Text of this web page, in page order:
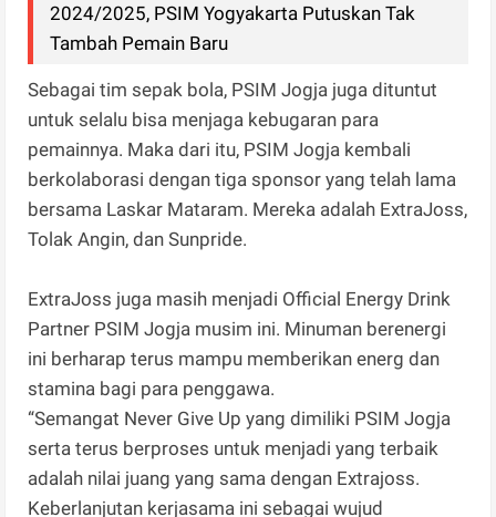
2024/2025, PSIM Yogyakarta Putuskan Tak
Tambah Pemain Baru
Sebagai tim sepak bola, PSIM Jogja juga dituntut
untuk selalu bisa menjaga kebugaran para
pemainnya. Maka dari itu, PSIM Jogja kembali
berkolaborasi dengan tiga sponsor yang telah lama
bersama Laskar Mataram. Mereka adalah ExtraJoss,
Tolak Angin, dan Sunpride.
ExtraJoss juga masih menjadi Official Energy Drink
Partner PSIM Jogja musim ini. Minuman berenergi
ini berharap terus mampu memberikan energ dan
stamina bagi para penggawa.
“Semangat Never Give Up yang dimiliki PSIM Jogja
serta terus berproses untuk menjadi yang terbaik
adalah nilai juang yang sama dengan Extrajoss.
Keberlanjutan kerjasama ini sebagai wujud